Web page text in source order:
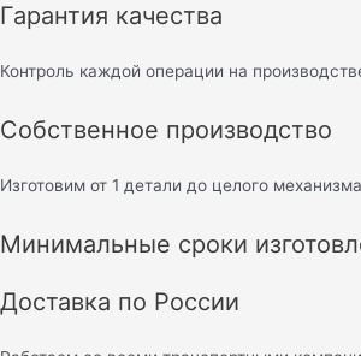
Гарантия качества
Контроль каждой операции на
Собственное производство
Изготовим от 1 детали до целого механизма
Минимальные сроки
Доставка по России